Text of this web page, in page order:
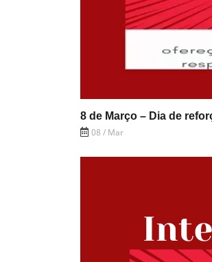
8 de Março – Dia de
08 / Mar